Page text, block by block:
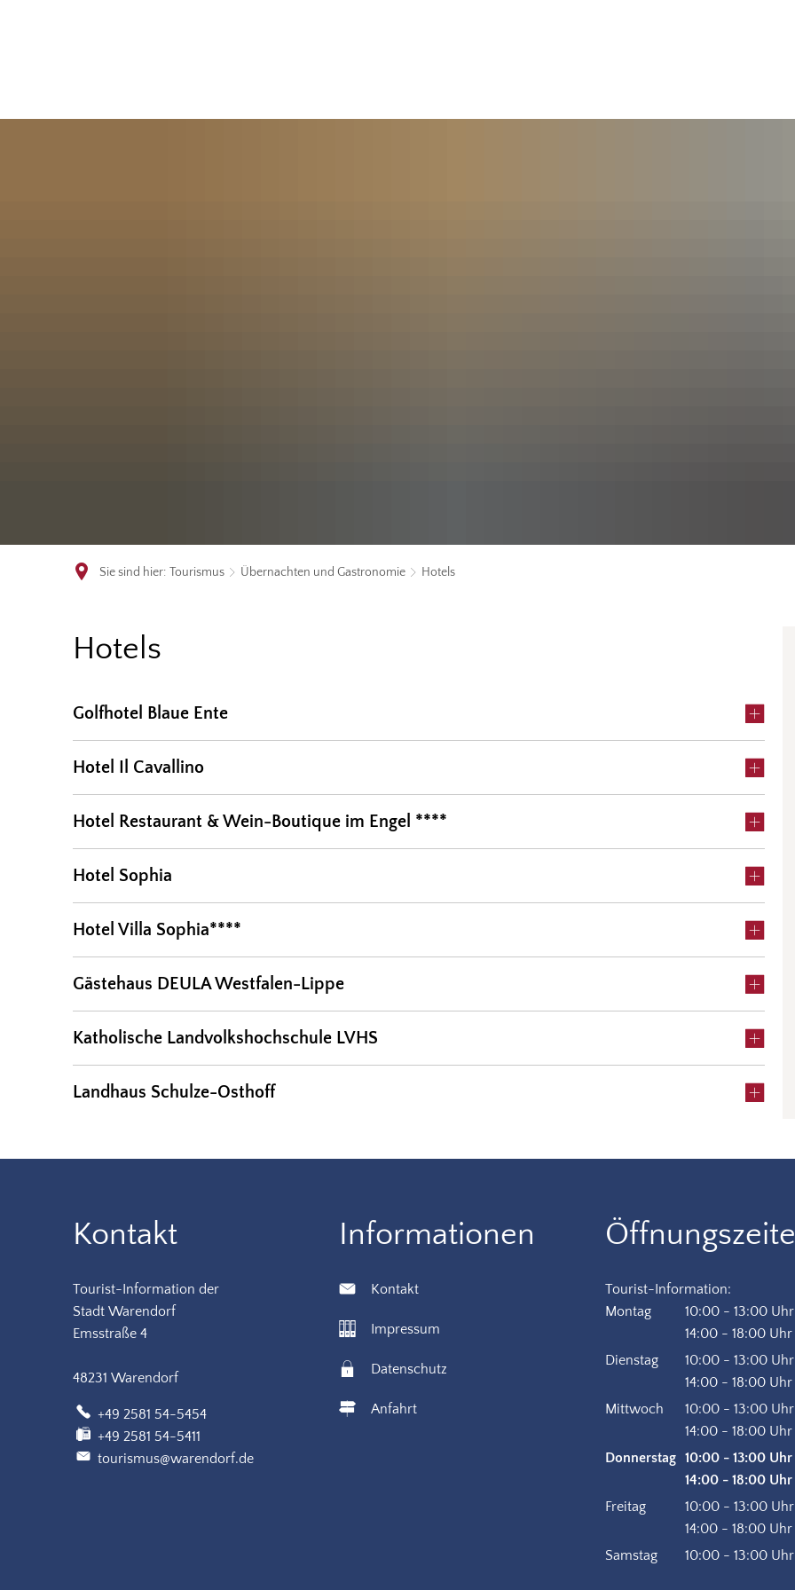
Sie sind hier: Tourismus Übernachten und Gastronomie Hotels
HotelsHotels
Golfhotel Blaue Ente
Hotel Il Cavallino
Hotel Restaurant & Wein-Boutique im Engel ****
Hotel Sophia
Hotel Villa Sophia****
Gästehaus DEULA Westfalen-Lippe
Katholische Landvolkshochschule LVHS
Landhaus Schulze-Osthoff
Kontakt
Tourist-Information der
Stadt Warendorf
Emsstraße 4
48231 Warendorf
+49 2581 54-5454
+49 2581 54-5411
tourismus@warendorf.de
Informationen
Kontakt
Impressum
Datenschutz
Anfahrt
Tourist-Information:
Montag
10:00 - 13:00 Uhr
Von 10:00 bis
14:00 - 18:00 Uhr
Von 14:00 bis
Dienstag 10:00 - 13:00 Uhr
Von 10:00 bis
14:00 - 18:00 Uhr
Von 14:00 bis
Mittwoch 10:00 - 13:00 Uhr
Von 10:00 bis
14:00 - 18:00 Uhr
Von 14:00 bis
Donnerstag 10:00 - 13:00 Uhr
Von 10:00 bis
14:00 - 18:00 Uhr
Von 14:00 bis
Freitag 10:00 - 13:00 Uhr
Von 10:00 bis
14:00 - 18:00 Uhr
Von 14:00 bis
Samstag 10:00 - 13:00 Uhr